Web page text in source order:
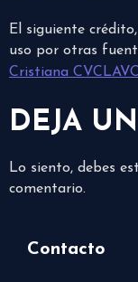
El siguiente
uso por otras
Cristiana
DEJA
Lo siento, debes
comentario.
Contacto